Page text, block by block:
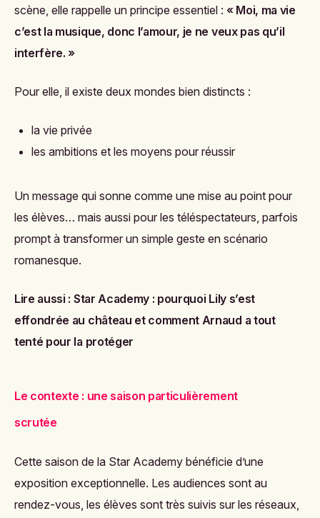
scène, elle rappelle un principe essentiel : « Moi, ma vie
c’est la musique, donc l’amour, je ne veux pas qu’il
interfère. »
Pour elle, il existe deux mondes bien distincts :
la vie privée
les ambitions et les moyens pour réussir
Un message qui sonne comme une mise au point pour
les élèves… mais aussi pour les téléspectateurs, parfois
prompt à transformer un simple geste en scénario
romanesque.
Lire aussi : Star Academy : pourquoi Lily s’est
effondrée au château et comment Arnaud a tout
tenté pour la protéger
Le contexte : une saison particulièrement
scrutée
Cette saison de la Star Academy bénéficie d’une
exposition exceptionnelle. Les audiences sont au
rendez-vous, les élèves sont très suivis sur les réseaux,